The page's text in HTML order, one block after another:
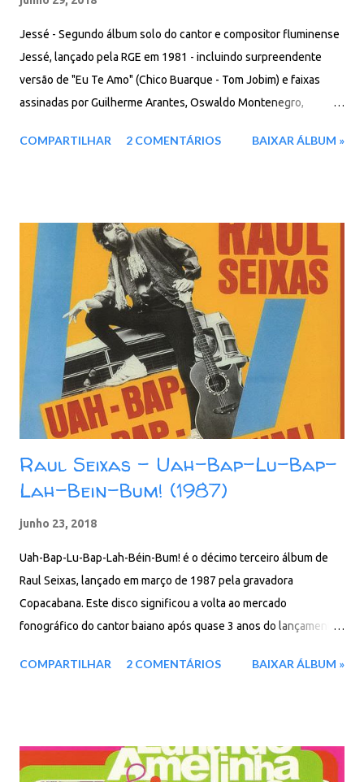
Jessé - Segundo álbum solo do cantor e compositor fluminense
Jessé, lançado pela RGE em 1981 - incluindo surpreendente
versão de "Eu Te Amo" (Chico Buarque - Tom Jobim) e faixas
assinadas por Guilherme Arantes, Oswaldo Montenegro,
Viração 04. Cá Entre Nós 05. Brilha, Brilha, Brilhará 06. Era Um Dia
COMPARTILHAR 2 COMENTÁRIOS BAIXAR ÁLBUM »
Raul Seixas - Uah-Bap-Lu-Bap-
Lah-Bein-Bum! (1987)
junho 23, 2018
Uah-Bap-Lu-Bap-Lah-Béin-Bum! é o décimo terceiro álbum de
Raul Seixas, lançado em março de 1987 pela gravadora
Copacabana. Este disco significou a volta ao mercado
fonográfico do cantor baiano após quase 3 anos do lançamento
Quando Acabar o Maluco Sou Eu 02. Cowboy Fora da Lei 03.
- Box - MEGA - MediaFire
COMPARTILHAR 2 COMENTÁRIOS BAIXAR ÁLBUM »